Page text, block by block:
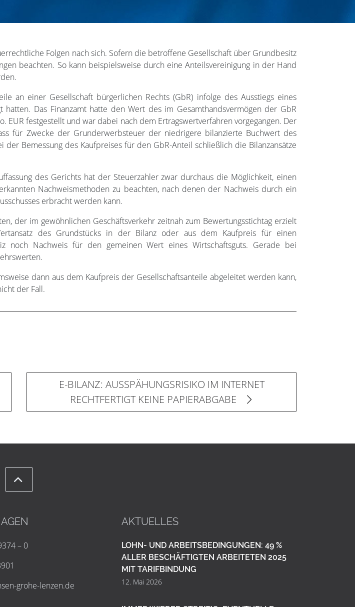
Folgen nach sich. Sofern die betroffene Gesellschaft über Grundbesitz
beachten. So kann beispielsweise durch eine Anteilsvereinigung in der Hand
an einer Gesellschaft bürgerlichen Rechts (GbR) infolge des Ausstiegs eines
Das Finanzamt hatte den Wert des im Gesamthandsvermögen der GbR
festgestellt und war dabei nach dem Ertragswertverfahren vorgegangen. Der
für Zwecke der Grunderwerbsteuer der niedrigere bilanzierte Buchwert des
Bemessung des Kaufpreises für den GbR-Anteil schließlich die Bilanzansätze
des Gerichts hat der Steuerzahler zwar durchaus die Möglichkeit, einen
Nachweismethoden zu beachten, nach denen der Nachweis durch ein
erbracht werden kann.
der im gewöhnlichen Geschäftsverkehr zeitnah zum Bewertungsstichtag erzielt
des Grundstücks in der Bilanz oder aus dem Kaufpreis für einen
noch Nachweis für den gemeinen Wert eines Wirtschaftsguts. Gerade bei
dann aus dem Kaufpreis der Gesellschaftsanteile abgeleitet werden kann,
der Fall.
E-BILANZ: AUSSPÄHUNGSRISIKO IM INTERNET
RECHTFERTIGT KEINE PAPIERABGABE
– 0
sen-grohe-lenzen.de
AKTUELLES
LOHN- UND ARBEITSBEDINGUNGEN: 49 %
ALLER BESCHÄFTIGTEN ARBEITETEN 2025
MIT TARIFBINDUNG
12. Mai 2026